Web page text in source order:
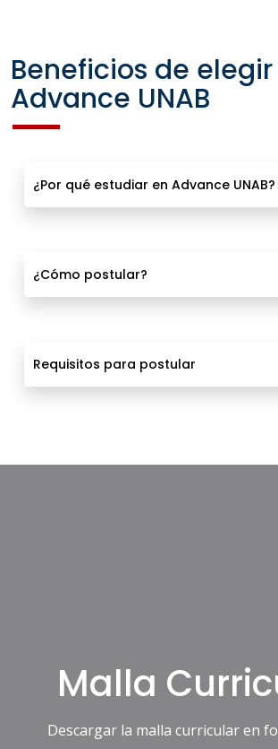
Beneficios de elegir
Advance UNAB
¿Por qué estudiar en Advance UNAB?
¿Cómo postular?
Requisitos para postular
Malla
Descargar la malla curricular en